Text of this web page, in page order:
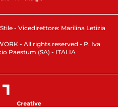
- Vicedirettore: Marilina Letizia
- All rights reserved - P. Iva
Paestum (SA) - ITALIA